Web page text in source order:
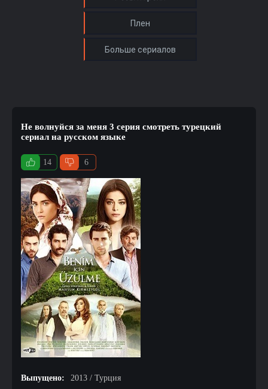
Не волнуйся за меня 3 серия смотреть турецкий
сериал на русском языке
14 6
Выпущено:
2013 / Турция